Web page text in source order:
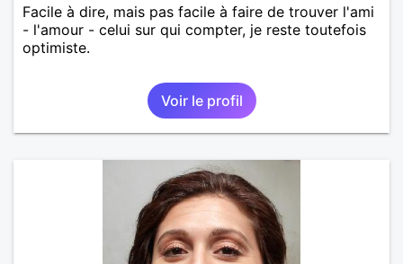
Facile à dire, mais pas facile à faire de trouver l'ami
- l'amour - celui sur qui compter, je reste toutefois
optimiste.
Voir le profil